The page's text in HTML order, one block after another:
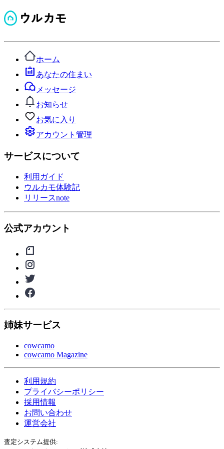
ホーム
あなたの住まい
メッセージ
お知らせ
お気に入り
アカウント管理
サービスについて
利用ガイド
ウルカモ体験記
リリースnote
公式アカウント
姉妹サービス
cowcamo
cowcamo Magazine
利用規約
プライバシーポリシー
採用情報
お問い合わせ
運営会社
査定システム提供: